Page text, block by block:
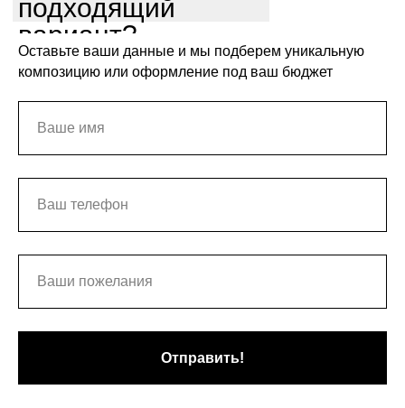
подходящий
вариант?
Оставьте ваши данные и мы подберем уникальную
композицию или оформление под ваш бюджет
Отправить!